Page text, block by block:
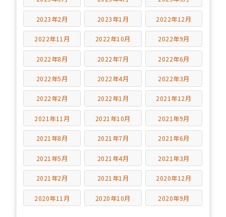
2023年2月 2023年1月 2022年12月
2022年11月 2022年10月 2022年9月
2022年8月 2022年7月 2022年6月
2022年5月 2022年4月 2022年3月
2022年2月 2022年1月 2021年12月
2021年11月 2021年10月 2021年9月
2021年8月 2021年7月 2021年6月
2021年5月 2021年4月 2021年3月
2021年2月 2021年1月 2020年12月
2020年11月 2020年10月 2020年9月